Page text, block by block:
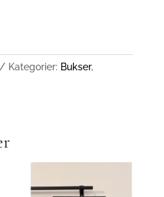
Kategorier: Bukser,